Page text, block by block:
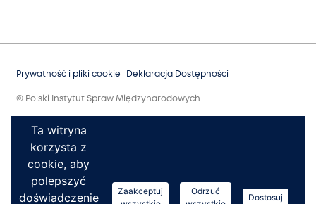
Prywatność i pliki cookie Deklaracja Dostępności
© Polski Instytut Spraw Międzynarodowych
Ta witryna
korzysta z
cookie, aby
polepszyć
doświadczenie
Zaakceptuj
Odrzuć
Dostosuj